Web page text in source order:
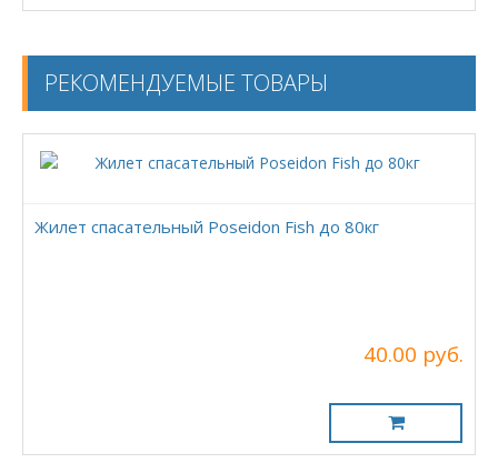
РЕКОМЕНДУЕМЫЕ ТОВАРЫ
Жилет спасательный Poseidon Fish до 80кг
40.00 руб.